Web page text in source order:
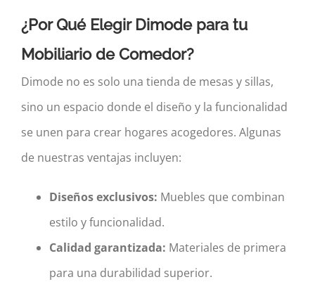
¿Por Qué ElegirDimodepara tu
Mobiliario de Comedor?
Dimode no es solo una tienda de mesas y sillas,
sino un espacio donde el diseño y la funcionalidad
se unen para crear hogares acogedores. Algunas
de nuestras ventajas incluyen:
Diseños exclusivos: Muebles que combinan
estilo y funcionalidad.
Calidad garantizada: Materiales de primera
para una durabilidad superior.